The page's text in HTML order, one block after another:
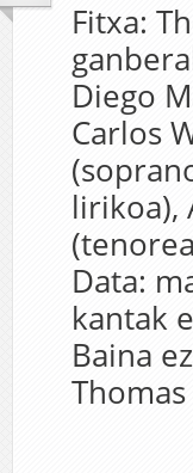
Fitxa:
Diego
Carlos
lirikoa),
Data:
kantak
Baina